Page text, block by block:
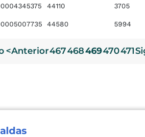
44110 3705
44580 5994
<Anterior467468469470471